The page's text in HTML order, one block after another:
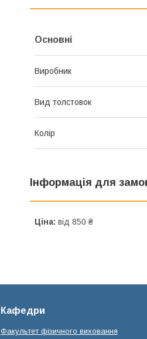
Основні
Виробник
Вид толстовок
Колір
Інформація для
Ціна: від 850 ₴
Кафедри
Факультет фізичного виховання